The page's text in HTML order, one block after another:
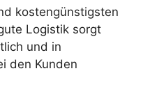
kostengünstigsten
Logistik sorgt
und in
den Kunden